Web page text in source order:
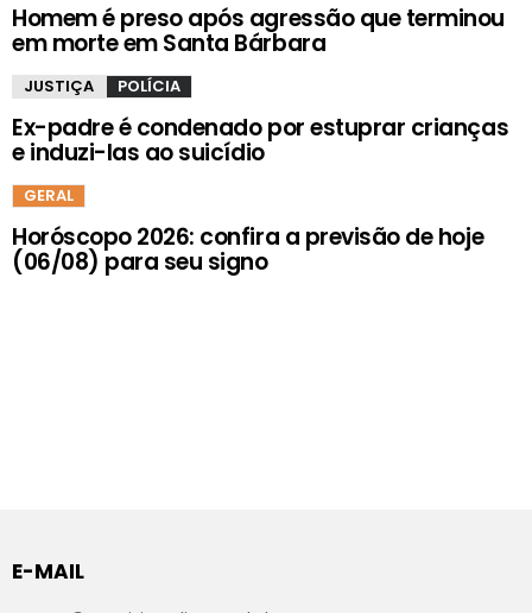
Homem é preso após agressão que terminou
em morte em Santa Bárbara
JUSTIÇA POLÍCIA
Ex-padre é condenado por estuprar crianças
e induzi-las ao suicídio
GERAL
Horóscopo 2026: confira a previsão de hoje
(06/08) para seu signo
E-MAIL